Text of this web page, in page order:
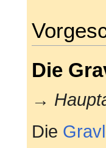
Die
→
Die